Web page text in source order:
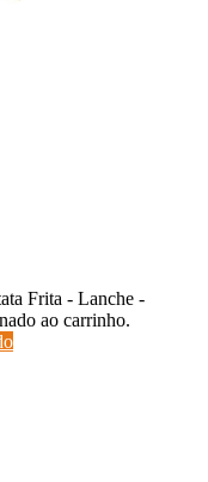
Frita - Lanche -
ao carrinho.